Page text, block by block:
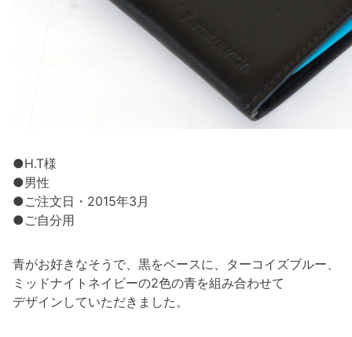
●H.T様
●男性
●ご注文日・2015年3月
●ご自分用
青がお好きなそうで、黒をベースに、ターコイズブルー、
ミッドナイトネイビーの2色の青を組み合わせて
デザインしていただきました。